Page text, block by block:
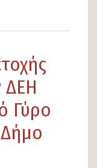
ΔΕΗ
Γύρο